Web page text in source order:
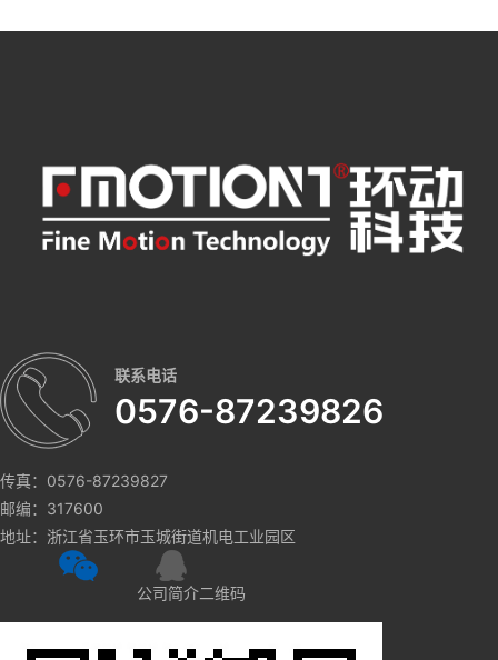
联系电话
0576-87239826
传真：0576-87239827
邮编：317600
地址：浙江省玉环市玉城街道机电工业园区
公司简介二维码